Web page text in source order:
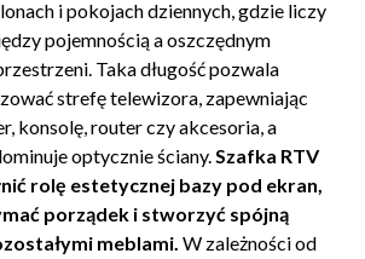
i pokojach dziennych, gdzie liczy
pojemnością a oszczędnym
Taka długość pozwala
strefę telewizora, zapewniając
konsolę, router czy akcesoria, a
optycznie ściany.Szafka RTV
rolę estetycznej bazy pod ekran,
porządek i stworzyć spójną
meblami. W zależności od